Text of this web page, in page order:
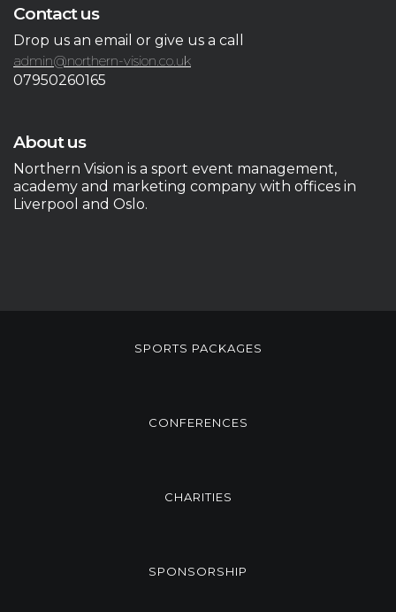
Contact us
Drop us an email or give us a call
admin@northern-vision.co.uk
07950260165
About us
Northern Vision is a sport event management,
academy and marketing company with offices in
Liverpool and Oslo.
SPORTS PACKAGES
CONFERENCES
CHARITIES
SPONSORSHIP